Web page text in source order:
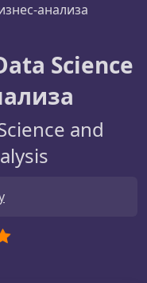
анализа
Science
and